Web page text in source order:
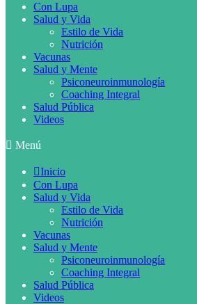
Con Lupa
Salud y Vida
Estilo de Vida
Nutrición
Vacunas
Salud y Mente
Psiconeuroinmunología
Coaching Integral
Salud Pública
Videos
Menú
Inicio
Con Lupa
Salud y Vida
Estilo de Vida
Nutrición
Vacunas
Salud y Mente
Psiconeuroinmunología
Coaching Integral
Salud Pública
Videos